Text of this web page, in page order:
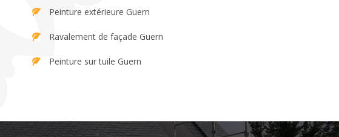
Peinture extérieure Guern
Ravalement de façade Guern
Peinture sur tuile Guern